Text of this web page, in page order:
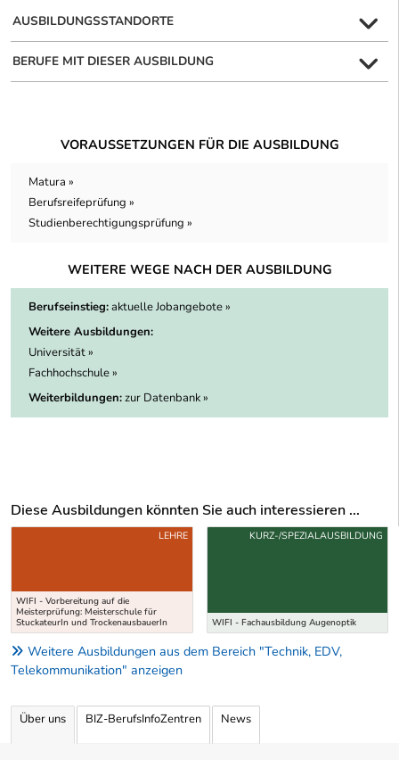
AUSBILDUNGSSTANDORTE
BERUFE MIT DIESER AUSBILDUNG
VORAUSSETZUNGEN FÜR DIE AUSBILDUNG
Matura »
Berufsreifeprüfung »
Studienberechtigungsprüfung »
WEITERE WEGE NACH DER AUSBILDUNG
Berufseinstieg:aktuelle Jobangebote »
Weitere Ausbildungen:
Universität »
Fachhochschule »
Weiterbildungen:zur Datenbank »
Diese Ausbildungen könnten Sie auch interessieren ...
Uber weitere Ausbildungsvorschläge
WIFI - Vorbereitung auf die
Meisterprüfung: Meisterschule für
StuckateurIn und TrockenausbauerIn
LEHRE
WIFI - Fachausbildung Augenoptik
KURZ-/SPEZIALAUSBILDUNG
Weitere Ausbildungen aus dem Bereich "Technik, EDV,
Telekommunikation" anzeigen
Über uns BIZ-BerufsInfoZentren News